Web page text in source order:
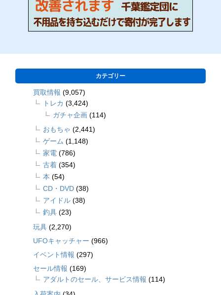
カテゴリー
買取情報 (9,057)
トレカ (3,424)
ガチャ企画 (114)
おもちゃ (2,441)
ゲーム (1,148)
家電 (786)
古着 (354)
本 (54)
CD・DVD (38)
アイドル (38)
釣具 (23)
玩具 (2,270)
UFOキャッチャー (966)
イベント情報 (297)
セール情報 (169)
アダルトのセール、サービス情報 (114)